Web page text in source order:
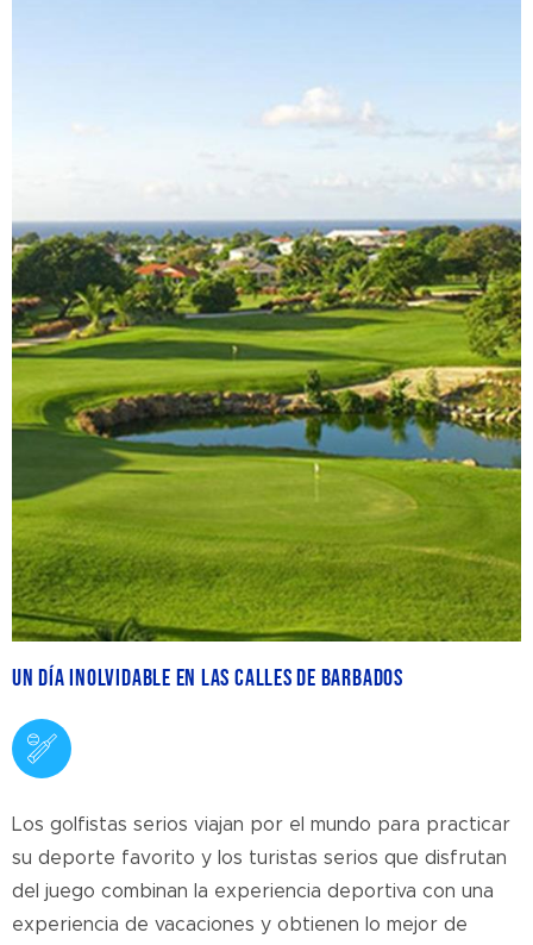
Un día inolvidable en las calles de Barbados
Los golfistas serios viajan por el mundo para practicar
su deporte favorito y los turistas serios que disfrutan
del juego combinan la experiencia deportiva con una
experiencia de vacaciones y obtienen lo mejor de